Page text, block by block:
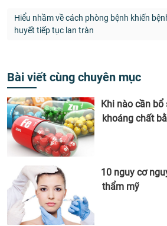
Hiểu nhầm về cách phòng bệnh khiến
huyết tiếp tục lan tràn
Bài viết cùng chuyên mục
Khi nào cần
khoáng chất
10 nguy cơ
thẩm mỹ